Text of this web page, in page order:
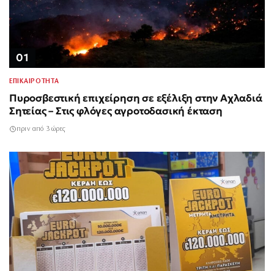
01
ΕΠΙΚΑΙΡΟΤΗΤΑ
Πυροσβεστική επιχείρηση σε εξέλιξη στην Αχλαδιά
Σητείας – Στις φλόγες αγροτοδασική έκταση
πριν από 3 ώρες